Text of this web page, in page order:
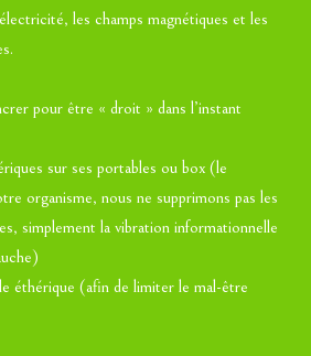
les champs magnétiques et les
pour être « droit » dans l’instant
sur ses portables ou box (le
organisme, nous ne supprimons pas les
simplement la vibration informationnelle
éthérique (afin de limiter le mal-être